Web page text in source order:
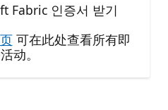
Fabric 인증서 받기
可在此处查看所有即
动。